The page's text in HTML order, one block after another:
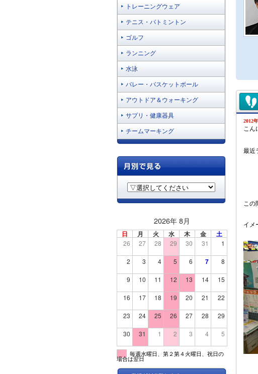
2012
こん
最近
この
イメ
トレーニングウェア
テニス・バトミントン
ゴルフ
ランニング
水泳
バレー・バスケットボール
アウトドア＆ウォーキング
サプリ・健康器具
チームマーキング
2026年 8月
日 月 火 水 木 金 土
26 27 28 29 30 31 1
2 3 4 5 6 7 8
9 10 11 12 13 14 15
16 17 18 19 20 21 22
23 24 25 26 27 28 29
30 31 1 2 3 4 5
毎週水曜日、第２第４火曜日、祝日の
場合は翌日